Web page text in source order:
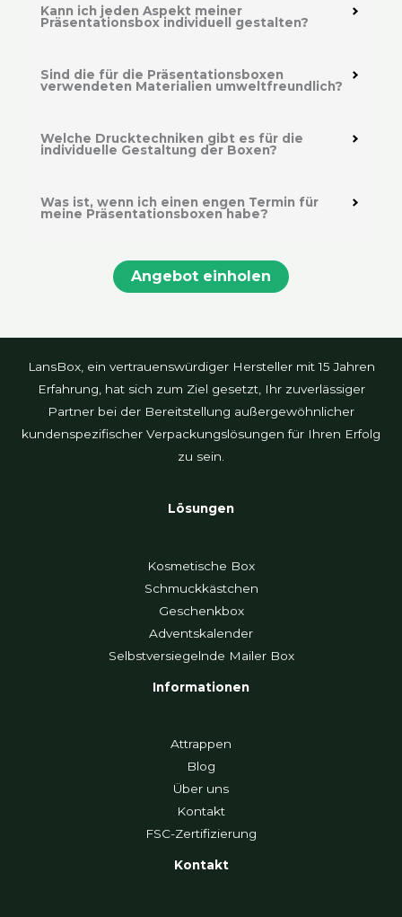
Kann ich jeden Aspekt meiner
Präsentationsbox individuell gestalten?
Sind die für die Präsentationsboxen
verwendeten Materialien umweltfreundlich?
Welche Drucktechniken gibt es für die
individuelle Gestaltung der Boxen?
Was ist, wenn ich einen engen Termin für
meine Präsentationsboxen habe?
Angebot einholen
LansBox, ein vertrauenswürdiger Hersteller mit 15 Jahren
Erfahrung, hat sich zum Ziel gesetzt, Ihr zuverlässiger
Partner bei der Bereitstellung außergewöhnlicher
kundenspezifischer Verpackungslösungen für Ihren Erfolg
zu sein.
Lösungen
Kosmetische Box
Schmuckkästchen
Geschenkbox
Adventskalender
Selbstversiegelnde Mailer Box
Informationen
Attrappen
Blog
Über uns
Kontakt
FSC-Zertifizierung
Kontakt